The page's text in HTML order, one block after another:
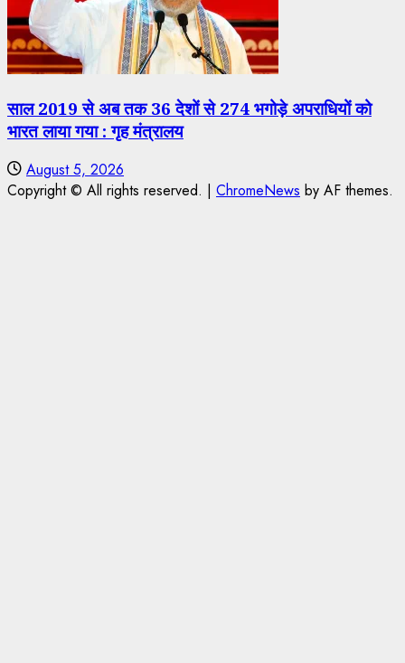
साल 2019 से अब तक 36 देशों से 274 भगोड़े अपराधियों को
भारत लाया गया : गृह मंत्रालय
August 5, 2026
Copyright © All rights reserved. | ChromeNews by AF themes.